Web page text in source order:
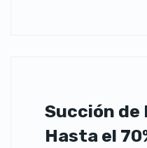
Succión de
Hasta el